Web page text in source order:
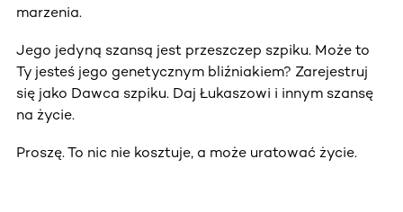
marzenia.
Jego jedyną szansą jest przeszczep szpiku. Może to
Ty jesteś jego genetycznym bliźniakiem? Zarejestruj
się jako Dawca szpiku. Daj Łukaszowi i innym szansę
na życie.
Proszę. To nic nie kosztuje, a może uratować życie.